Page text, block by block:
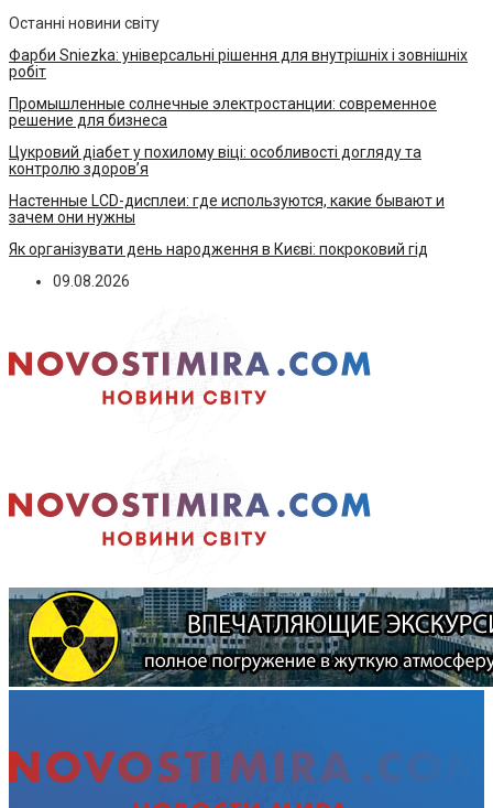
Останні новини світу
Фарби Sniezka: універсальні рішення для внутрішніх і зовнішніх
робіт
Промышленные солнечные электростанции: современное
решение для бизнеса
Цукровий діабет у похилому віці: особливості догляду та
контролю здоров’я
Настенные LCD-дисплеи: где используются, какие бывают и
зачем они нужны
Як організувати день народження в Києві: покроковий гід
09.08.2026